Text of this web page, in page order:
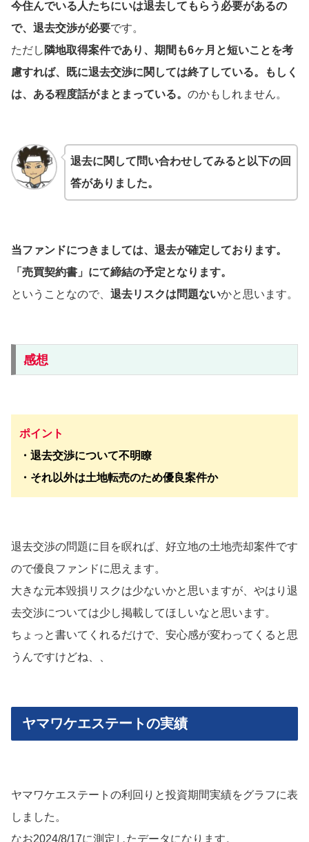
今住んでいる人たちにいは退去してもらう必要があるの
で、退去交渉が必要です。
ただし 隣地取得案件であり、期間も6ヶ月と短いことを考
慮すれば、既に退去交渉に関しては終了している。もしく
は、ある程度話がまとまっている。 のかもしれません。
退去に関して問い合わせしてみると以下の回
答がありました。
当ファンドにつきましては、退去が確定しております。
「売買契約書」にて締結の予定となります。
ということなので、 退去リスクは問題ないかと思います。
感想
ポイント
・退去交渉について不明瞭
・それ以外は土地転売のため優良案件か
退去交渉の問題に目を瞑れば、好立地の土地売却案件です
ので優良ファンドに思えます。
大きな元本毀損リスクは少ないかと思いますが、やはり退
去交渉については少し掲載してほしいなと思います。
ちょっと書いてくれるだけで、安心感が変わってくると思
うんですけどね、、
ヤマワケエステートの実績
ヤマワケエステートの利回りと投資期間実績をグラフに表
しました。
なお2024/8/17に測定したデータになります。